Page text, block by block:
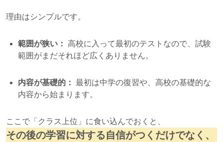
理由はシンプルです。
範囲が狭い： 高校に入って最初のテストなので、試験
範囲がまだそれほど広くありません。
内容が基礎的： 最初は中学の復習や、高校の基礎的な
内容から始まります。
ここで「クラス上位」に食い込んでおくと、
その後の学習に対する自信がつくだけでなく、